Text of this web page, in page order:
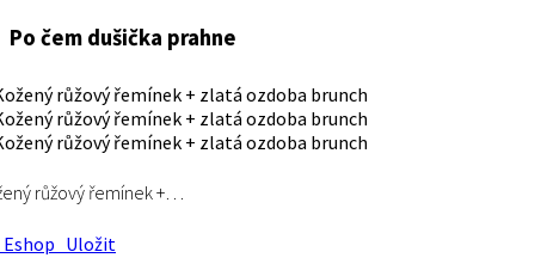
Po čem dušička prahne
růžový řemínek +…
Uložit